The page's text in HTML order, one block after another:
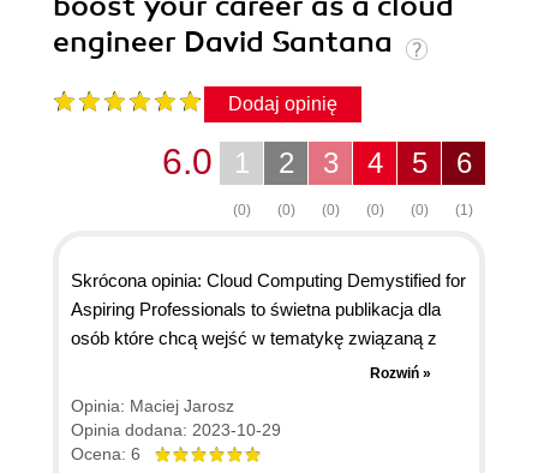
engineer David Santana
Dodaj opinię
6
(1)
5
(0)
4
(0)
3
(0)
2
(0)
1
(0)
6.0
Skrócona opinia: Cloud Computing Demystified for
Aspiring Professionals to świetna publikacja dla
osób które chcą wejść w tematykę związaną z
technologiami Cloud, jak i też dla osób które
pracują jako "edukatorzy" różnego typu - czy to
trenerzy komercyjni, twórcy kursów czy po prostu
nerdy lubiące nowinki technologiczne, a którzy to
Rozwiń »
Opinia: Maciej Jarosz
Opinia dodana: 2023-10-29
Ocena: 6